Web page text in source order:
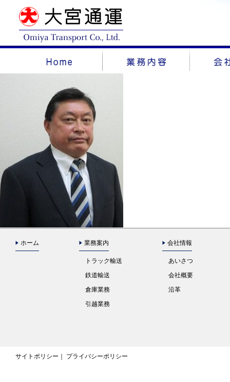
ホーム 業務案内
トラック輸送
鉄道輸送
倉庫業務
引越業務
会社情報
あいさつ
会社概要
沿革
サイトポリシー プライバシーポリシー